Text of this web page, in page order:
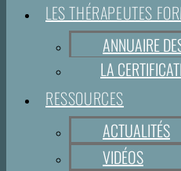
LES THÉRAPEUTES
ANNUAIRE
LA
RESSOURCES
ACTUALITÉS
VIDÉOS